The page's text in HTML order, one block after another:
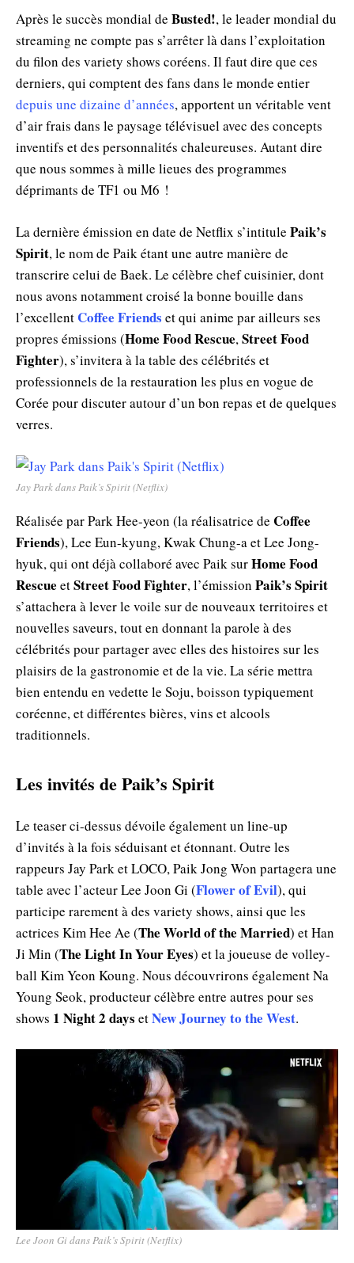
Après le succès mondial de Busted!, le leader mondial du
streaming ne compte pas s’arrêter là dans l’exploitation
du filon des variety shows coréens. Il faut dire que ces
derniers, qui comptent des fans dans le monde entier
depuis une dizaine d’années, apportent un véritable vent
d’air frais dans le paysage télévisuel avec des concepts
inventifs et des personnalités chaleureuses. Autant dire
que nous sommes à mille lieues des programmes
déprimants de TF1 ou M6 !
La dernière émission en date de Netflix s’intitule Paik’s
Spirit, le nom de Paik étant une autre manière de
transcrire celui de Baek. Le célèbre chef cuisinier, dont
nous avons notamment croisé la bonne bouille dans
l’excellent Coffee Friends et qui anime par ailleurs ses
propres émissions (Home Food Rescue,Street Food
Fighter), s’invitera à la table des célébrités et
professionnels de la restauration les plus en vogue de
Corée pour discuter autour d’un bon repas et de quelques
verres.
Jay Park dans Paik’s Spirit (Netflix)
Réalisée par Park Hee-yeon (la réalisatrice de Coffee
Friends), Lee Eun-kyung, Kwak Chung-a et Lee Jong-
hyuk, qui ont déjà collaboré avec Paik surHome Food
Rescue etStreet Food Fighter, l’émission Paik’s Spirit
s’attachera à lever le voile sur de nouveaux territoires et
nouvelles saveurs, tout en donnant la parole à des
célébrités pour partager avec elles des histoires sur les
plaisirs de la gastronomie et de la vie. La série mettra
bien entendu en vedette le Soju, boisson typiquement
coréenne, et différentes bières, vins et alcools
traditionnels.
Les invités de Paik’s Spirit
Le teaser ci-dessus dévoile également un line-up
d’invités à la fois séduisant et étonnant. Outre les
rappeurs Jay Park et LOCO, Paik Jong Won partagera une
table avec l’acteur Lee Joon Gi (Flower of Evil), qui
participe rarement à des variety shows, ainsi que les
actrices Kim Hee Ae (The World of the Married) et Han
Ji Min (The Light In Your Eyes) et la joueuse de volley-
ball Kim Yeon Koung. Nous découvrirons également Na
Young Seok, producteur célèbre entre autres pour ses
shows 1 Night 2 days etNew Journey to the West.
Lee Joon Gi dans Paik’s Spirit (Netflix)